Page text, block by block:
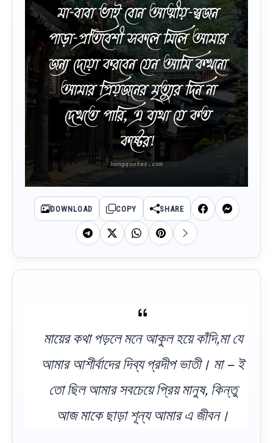
মা-বাবা ভাই বোন আত্মীয়-স্বজন
পাড়া-প্রতিবেশী সকলে মিলে আমার
জন্য দোয়া করবেন যেন আমি কখনো
আমার প্রিয়জনের মৃত্যুর দিন না
দেখতে পারি, এ ব্যথা যে কত
কষ্টের!
DOWNLOAD COPY SHARE
মায়ের কথা পড়লে মনে আকুল হয়ে কাঁদি,মা যে
আমার আশীর্বাদের দিব্য প্রদীপ ভাতী। মা – ই
তো ছিল আমার সবচেয়ে প্রিয় মানুষ, কিন্তু
আজ মাকে ছাড়া শূন্য আমার এ জীবন।